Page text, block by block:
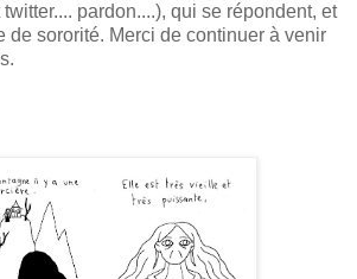
pardon....), qui se répondent, et
de sororité. Merci de continuer à venir